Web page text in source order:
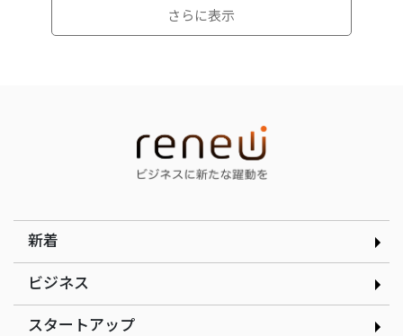
選んだのは就活ではなく学
生起業家の道｜合同会社ド
ルフィン 木下銀次郎さん
顧客の「なぜ」をテクノロ
ジーで可視化する｜
curioph株式会社玉木穣太
インタビュー
さらに表示
新着
ビジネス
スタートアップ